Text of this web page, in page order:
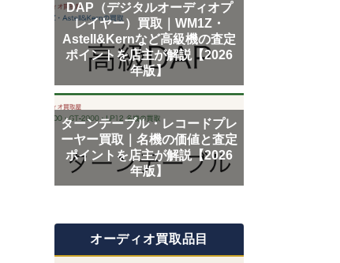
DAP（デジタルオーディオプ
レイヤー）買取｜WM1Z・
Astell&Kernなど高級機の査定
ポイントを店主が解説【2026
年版】
ターンテーブル・レコードプレ
ーヤー買取｜名機の価値と査定
ポイントを店主が解説【2026
年版】
オーディオ買取品目